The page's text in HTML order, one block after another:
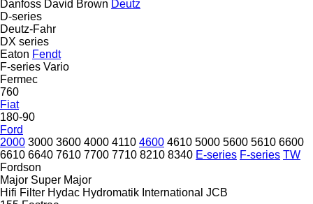
Danfoss David Brown Deutz
D-series
Deutz-Fahr
DX series
Eaton Fendt
F-series Vario
Fermec
760
Fiat
180-90
Ford
2000 3000 3600 4000 4110 4600 4610 5000 5600 5610 6600
6610 6640 7610 7700 7710 8210 8340 E-series F-series TW
Fordson
Major Super Major
Hifi Filter Hydac Hydromatik International JCB